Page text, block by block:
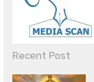
Recent Post